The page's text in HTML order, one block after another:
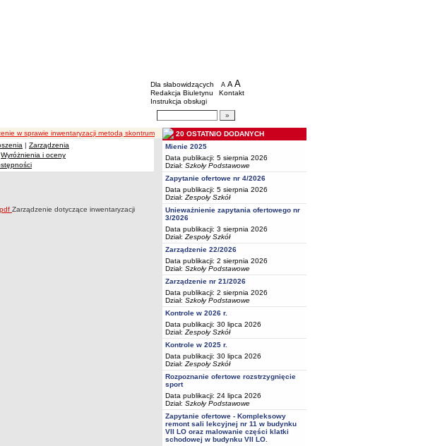
BIP - Oświata Częstochowa
Menu dodatkowe
Dla słabowidzących A pomniejsz czcionkę
A standardowy rozmiar czcionki
A
Redakcja Biuletynu
Kontakt
Instrukcja obsługi
Wyszukiwarka artykułów
w sprawie inwentaryzacji metodą skontrum
| Zarządzenia
Wyróżnienia i oceny
Zarządzenie dotyczące inwentaryzacji
20 OSTATNIO DODANYCH
Mienie 2025
Data publikacji: 5 sierpnia 2026
Dział: Szkoły Podstawowe
Zapytanie ofertowe nr 4/2026
Data publikacji: 5 sierpnia 2026
Dział: Zespoły Szkół
Unieważnienie zapytania ofertowego nr
3/2026
Data publikacji: 3 sierpnia 2026
Dział: Zespoły Szkół
Zarządzenie 22/2026
Data publikacji: 2 sierpnia 2026
Dział: Szkoły Podstawowe
Zarządzenie nr 21/2026
Data publikacji: 2 sierpnia 2026
Dział: Szkoły Podstawowe
Kontrole w 2026 r.
Data publikacji: 30 lipca 2026
Dział: Zespoły Szkół
Kontrole w 2025 r.
Data publikacji: 30 lipca 2026
Dział: Zespoły Szkół
Rozpoznanie ofertowe rozstrzygnięcie
sport
Data publikacji: 24 lipca 2026
Dział: Szkoły Podstawowe
Zapytanie ofertowe - Kompleksowy
remont sali lekcyjnej nr 11 w budynku
VII LO oraz malowanie części klatki
schodowej w budynku VII LO.